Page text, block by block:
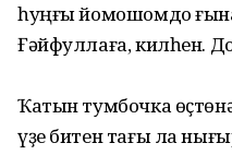
һуңғы йомошомдо ғына
Ғәйфуллаға, килһен.
Ҡатын тумбочка
үҙе битен тағы ла